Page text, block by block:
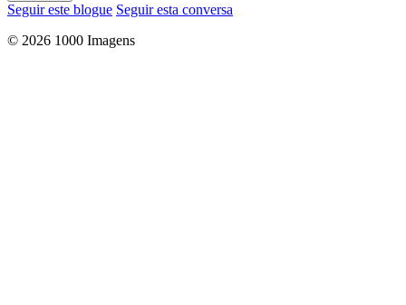
Seguir este blogue Seguir esta conversa
© 2026 1000 Imagens